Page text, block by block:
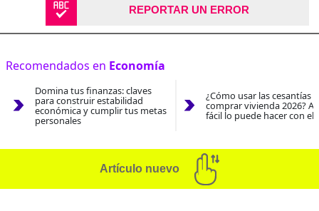
REPORTAR UN ERROR
Recomendados en Economía
Domina tus finanzas: claves
para construir estabilidad
económica y cumplir tus metas
personales
¿Cómo usar las cesantías
comprar vivienda 2026?
fácil lo puede hacer con el
Artículo nuevo